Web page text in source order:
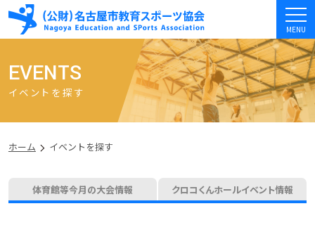
MENU
EVENTS
イベントを探す
ホーム イベントを探す
体育館等今月の大会情報 クロコくんホールイベント情報